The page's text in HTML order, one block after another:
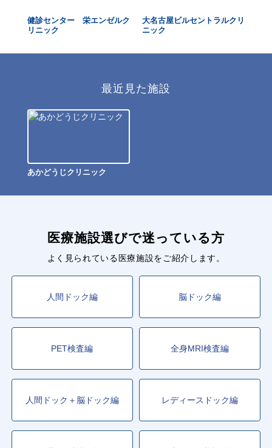
健診センター 栄エンゼルク
リニック
大名古屋ビルセントラルクリ
ニック
最近見た施設
あかどうじクリニック
医療施設選びで迷っている方
よく見られている医療施設をご紹介します。
人間ドック編 脳ドック編
PET検査編 全身MRI検査編
人間ドック＋脳ドック編 レディースドック編